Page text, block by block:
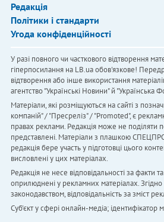
Редакція
Політики і стандарти
Угода конфіденційності
У разі повного чи часткового відтворення
гіперпосилання на LB.ua обов'язкове!
відтворення або інше використання
агентство "Українськi Новини" й "Українська
Матеріали, які розміщуються на сайті з
компаній" / "Пресреліз" / "Promoted", є
правах реклами. Редакція може не поділяти
представлені. Матеріали з плашкою
редакція бере участь у підготовці цього
висловлені у цих матеріалах.
Редакція не несе відповідальності за факти
оприлюднені у рекламних матеріалах. Згідно
законодавством, відповідальність за зміст
Cуб'єкт у сфері онлайн-медіа; ідентифікатор